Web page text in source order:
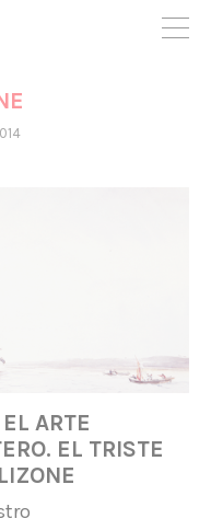
para poder
del proyecto y
ARTE
EL TRISTE